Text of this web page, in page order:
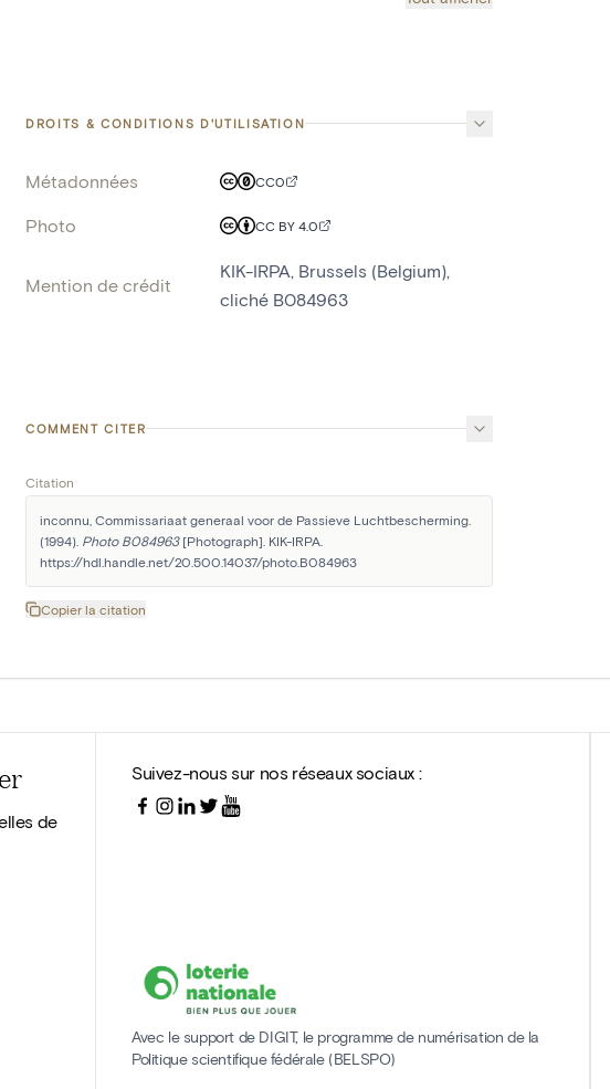
DROITS & CONDITIONS D'UTILISATION
Métadonnées CC0
Photo CC BY 4.0
Mention de crédit
KIK-IRPA, Brussels (Belgium),
cliché B084963
COMMENT CITER
Citation
inconnu, Commissariaat generaal voor de Passieve Luchtbescherming.
(1994). Photo B084963 [Photograph]. KIK-IRPA.
https://hdl.handle.net/20.500.14037/photo.B084963
Copier la citation
de
Suivez-nous sur nos réseaux sociaux :
Avec le support de DIGIT, le programme de numérisation de la
Politique scientifique fédérale (BELSPO)